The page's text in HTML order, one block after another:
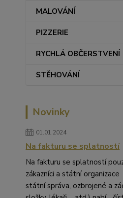
MALOVÁNÍ
PIZZERIE
RYCHLÁ OBČERSTVENÍ
STĚHOVÁNÍ
Novinky
01.01.2024
Na fakturu se splatností
Na fakturu se splatností
zákazníci a státní
státní správa, ozbrojené a